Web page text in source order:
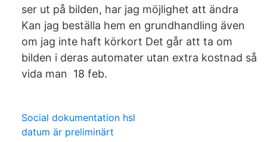
ser ut på bilden, har jag möjlighet att ändra
Kan jag beställa hem en grundhandling även
om jag inte haft körkort Det går att ta om
bilden i deras automater utan extra kostnad så
vida man 18 feb.
Social dokumentation hsl
datum är preliminärt